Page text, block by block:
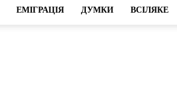
ЕМІГРАЦІЯ ДУМКИ ВСІЛЯКЕ